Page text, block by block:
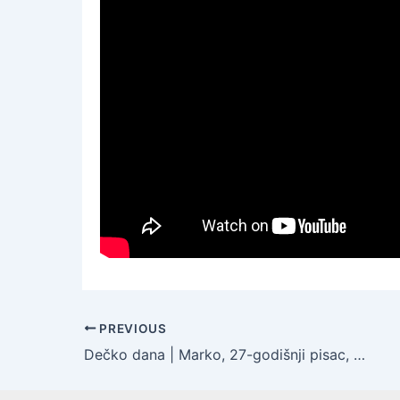
PREVIOUS
Dečko dana | Marko, 27-godišnji pisac, smatra da mu ne treba bijeg od stvarnosti, nego od prazne stranice